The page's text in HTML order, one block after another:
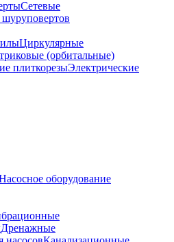
Сетевые
Циркулярные
(орбитальные)
плиткорезыЭлектрические
Дренажные